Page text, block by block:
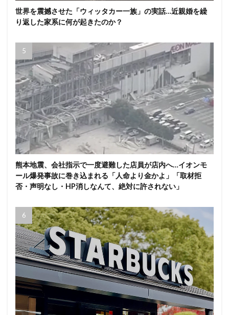
世界を震撼させた「ウィッタカー一族」の実話…近親婚を繰
り返した家系に何が起きたのか？
熊本地震、会社指示で一度避難した店員が店内へ…イオンモ
ール爆発事故に巻き込まれる「人命より金かよ」「取材拒
否・声明なし・HP消しなんて、絶対に許されない」